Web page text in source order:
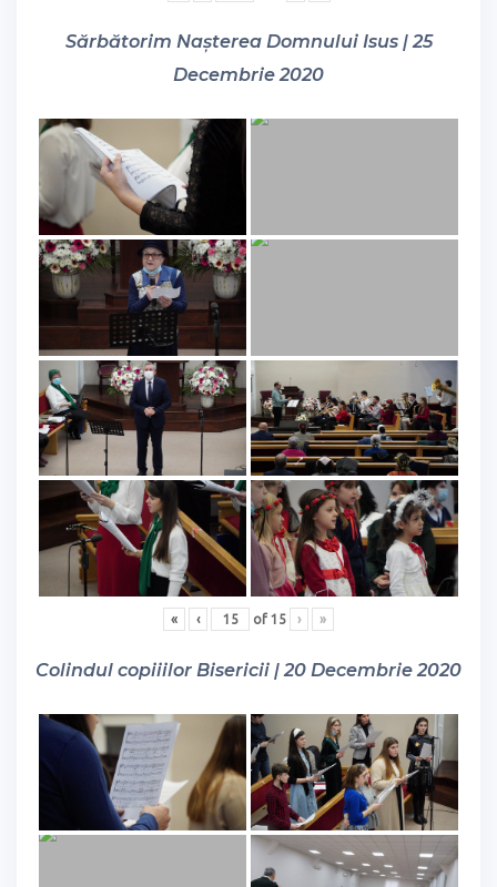
Sărbătorim Nașterea Domnului Isus | 25
Decembrie 2020
« ‹ of 15 › »
Colindul copiiilor Bisericii | 20 Decembrie 2020